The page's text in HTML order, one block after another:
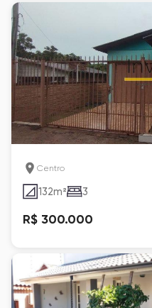
Centro
132m² 3
R$ 300.000